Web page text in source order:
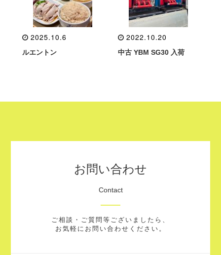
2025.10.6
ルエントン
2022.10.20
中古 YBM SG30 入荷
お問い合わせ
Contact
ご相談・ご質問等ございましたら、
お気軽にお問い合わせください。